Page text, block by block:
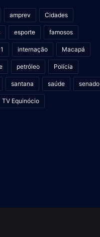
amprev Cidades
esporte famosos
internação Macapá
petróleo Polícia
santana saúde senado
TV Equinócio